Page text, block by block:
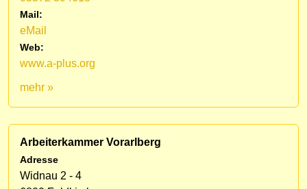
Mail:
eMail
Web:
www.a-plus.org
mehr »
Arbeiterkammer Vorarlberg
Adresse
Widnau 2 - 4